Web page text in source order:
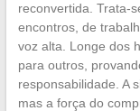
reconvertida. Trata-
encontros, de
voz alta. Longe dos
para outros,
responsabilidade. A
mas a força do